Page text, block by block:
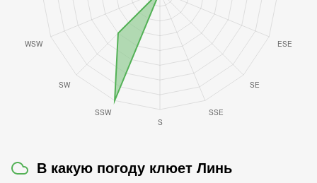
В какую погоду клюет Линь